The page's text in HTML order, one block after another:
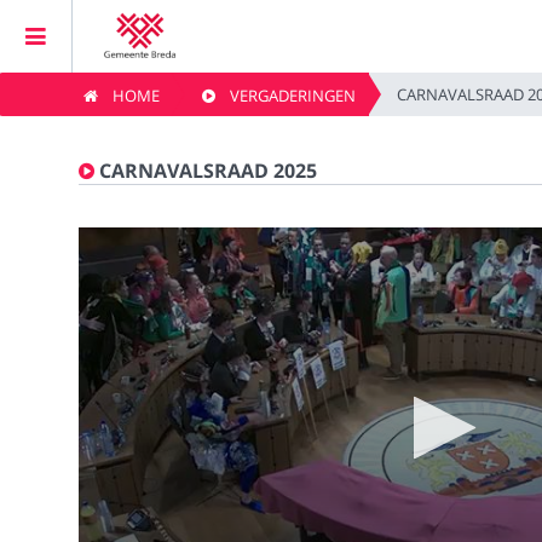
Home
Vergaderingen
Live vergaderingen
Privacybeleid
HOME VERGADERINGEN CARNAVALSRAAD
CARNAVALSRAAD 2025